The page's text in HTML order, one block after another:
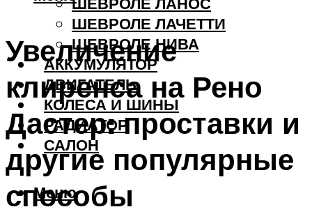
ШЕВРОЛЕ ЛАЧЕТТИ
ШЕВРОЛЕ НИВА
АККУМУЛЯТОР
ДВИГАТЕЛЬ
КОЛЕСА И ШИНЫ
РАДИАТОР
САЛОН
Меню
Увеличение
клиренса на Рено
Дастер: проставки и
другие популярные
способы